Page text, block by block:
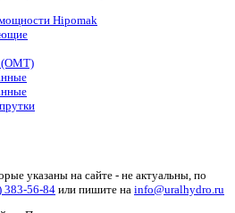
Hipomak
указаны на сайте - не актуальны, по
383-56-84или пишите на info@uralhydro.ru